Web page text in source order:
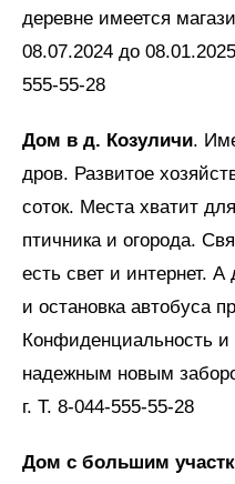
деревне имеется
08.07.2024 до
555-55-28
Дом в д. Козуличи.
дров. Развитое
соток. Места хватит
птичника и огорода.
есть свет и интернет.
и остановка автобуса
Конфиденциальность и
надежным новым
г. Т. 8-044-555-55-28
Дом с большим